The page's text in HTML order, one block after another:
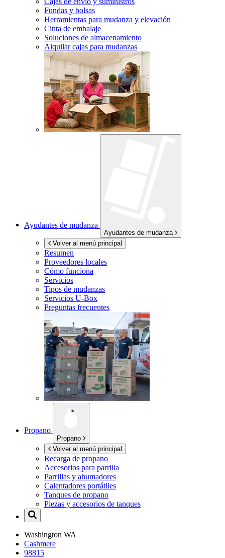
Fundas y bolsas
Herramientas para mudanza y elevación
Cinta de embalaje
Soluciones de almacenamiento
Alquilar cajas para mudanzas
Ayudantes de mudanza
Ayudantes de mudanza
Volver al menú principal
Resumen
Proveedores locales
Cómo funciona
Servicios
Tipos de mudanzas
Servicios U-Box
Preguntas frecuentes
Propano
Propano
Volver al menú principal
Recarga de propano
Accesorios para parrilla
Parrillas y ahumadores
Calentadores portátiles
Tanques de propano
Piezas y accesorios de tanques
Washington WA
Cashmere
98815